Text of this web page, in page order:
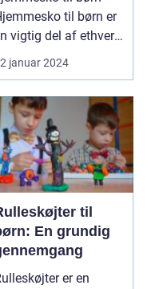
til børn er
vigtig del af ethvert
garderobe....
januar 2024
til
En grundig
er en